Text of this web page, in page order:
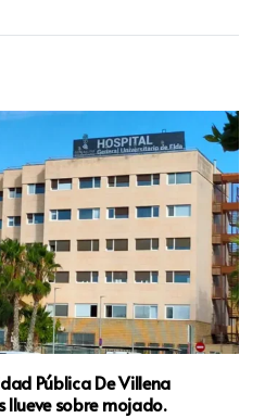
Cámara 2024 a la
Alicante